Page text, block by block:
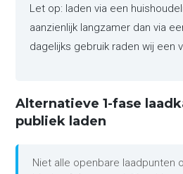
Let op: laden via een
aanzienlijk langzamer dan via
dagelijks gebruik raden wij een
Alternatieve 1-fase
publiek laden
Niet alle openbare laadpunten